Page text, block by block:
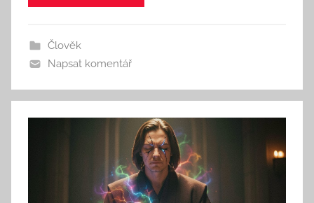
e
k
A
n
d
T
Člověk
Napsat komentář